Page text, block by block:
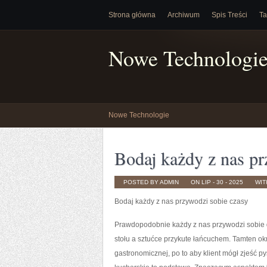
Strona główna Archiwum Spis Treści
Nowe
Nowe Technologie
Bodaj każdy z nas
POSTED BY ADMIN ON LIP - 30 - 2025
Bodaj każdy z nas przywodzi sobie czasy
Prawdopodobnie każdy z nas przywodzi
stołu a sztućce przykute łańcuchem. Tamten
gastronomicznej, po to aby klient mógł zjeść